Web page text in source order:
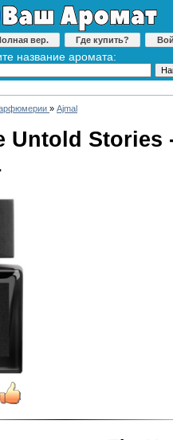
вер. Где купить?
название аромата:
» Ajmal
Untold Stories